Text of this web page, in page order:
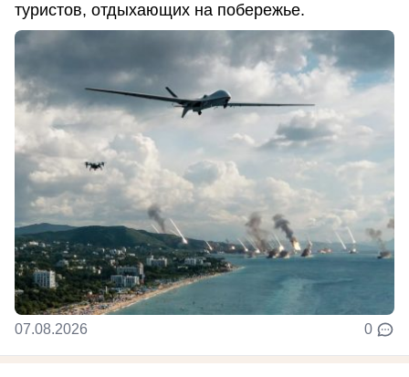
туристов, отдыхающих на побережье.
07.08.2026 0